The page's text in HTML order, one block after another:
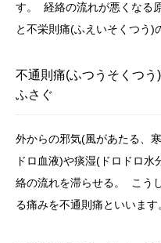
す。 経絡の流れが悪くなる
と不栄則痛(ふえいそくつう)
不通則痛(ふつうそくつ
ふさぐ
外からの邪気(風があたる、
ドロ血液)や痰湿(ドロドロ
絡の流れを滞らせる。 こう
る痛みを不通則痛といいます